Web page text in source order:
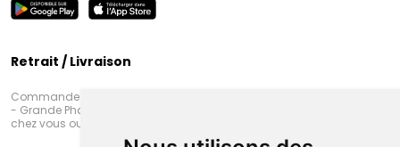
Retrait / Livraison
Commandez en ligne et venez chercher votre commande à Amiens
- Grande Pharmacie d’Amiens (Fachon) ou recevez-là rapidement
chez vous ou en point retrait